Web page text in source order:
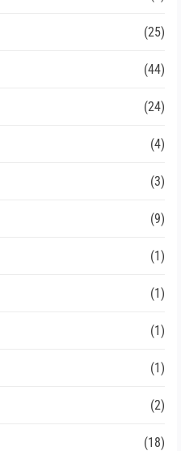
(25)
(44)
(24)
(4)
(3)
(9)
(1)
(1)
(1)
(1)
(2)
(18)